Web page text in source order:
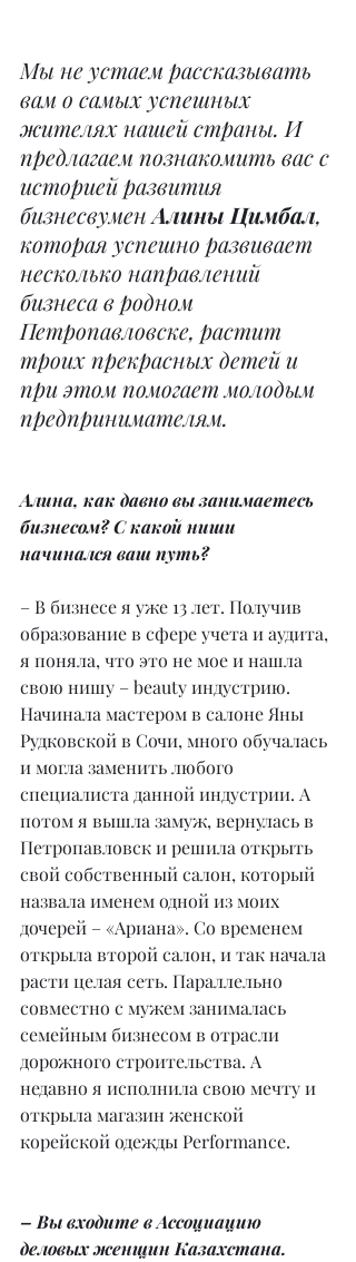
Мы не устаем рассказывать
вам о самых успешных
жителях нашей страны. И
предлагаем познакомить вас с
историей развития
бизнесвумен Алины Цимбал,
которая успешно развивает
несколько направлений
бизнеса в родном
Петропавловске, растит
троих прекрасных детей и
при этом помогает молодым
предпринимателям.
Алина, как давно вы занимаетесь
бизнесом? С какой ниши
начинался ваш путь?
– В бизнесе я уже 13 лет. Получив
образование в сфере учета и аудита,
я поняла, что это не мое и нашла
свою нишу – beauty индустрию.
Начинала мастером в салоне Яны
Рудковской в Сочи, много обучалась
и могла заменить любого
специалиста данной индустрии. А
потом я вышла замуж, вернулась в
Петропавловск и решила открыть
свой собственный салон, который
назвала именем одной из моих
дочерей – «Ариана». Со временем
открыла второй салон, и так начала
расти целая сеть. Параллельно
совместно с мужем занималась
семейным бизнесом в отрасли
дорожного строительства. А
недавно я исполнила свою мечту и
открыла магазин женской
корейской одежды Performance.
– Вы входите в Ассоциацию
деловых женщин Казахстана.